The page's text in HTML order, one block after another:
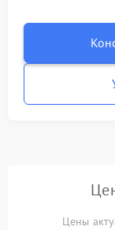
Цены